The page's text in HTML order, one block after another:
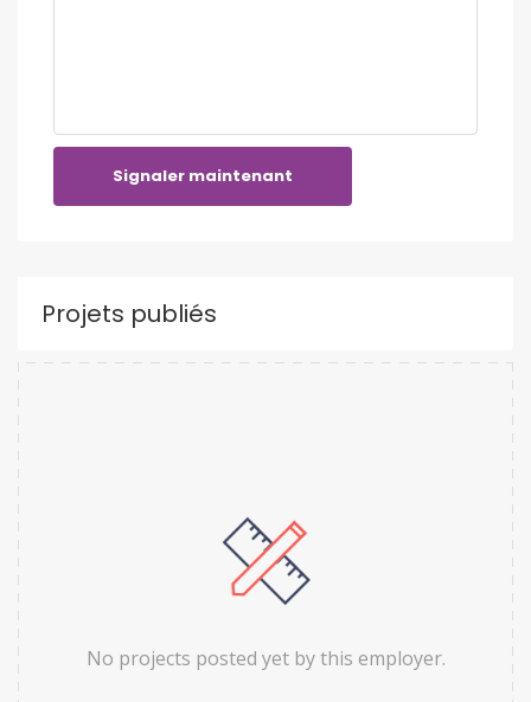
Signaler maintenant
Projets publiés
No projects posted yet by this employer.